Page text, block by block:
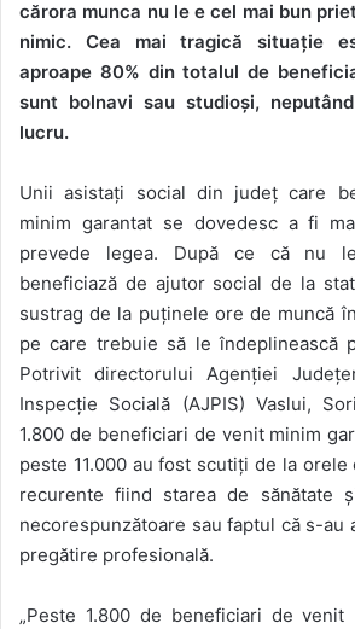
cărora munca nu le e cel mai bun
nimic. Cea mai tragică situație
aproape 80% din totalul de
sunt bolnavi sau studioși,
lucru.
Unii asistați social din județ care
minim garantat se dovedesc a fi
prevede legea. După ce că nu
beneficiază de ajutor social de la
sustrag de la puținele ore de muncă
pe care trebuie să le îndeplinească
Potrivit directorului Agenției
Inspecție Socială (AJPIS) Vaslui,
1.800 de beneficiari de venit minim
peste 11.000 au fost scutiți de la orele
recurente fiind starea de sănătate
necorespunzătoare sau faptul că s-au
pregătire profesională.
„Peste 1.800 de beneficiari de venit